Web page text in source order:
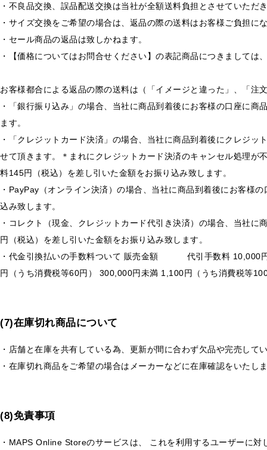
・不良品交換、誤品配送交換は当社が全額送料負担とさせていただ
・サイズ交換をご希望の場合は、返品の際の送料はお客様ご負担
・セール商品の返品は致しかねます。
・【価格についてはお問合せください】の表記商品につきまして
お客様都合による返品の際の送料は（「イメージと違った」、「
・「銀行振り込み」の場合、当社に商品到着後にお客様の口座に
ます。
・「クレジットカード決済」の場合、当社に商品到着後にクレジ
せて頂きます。＊まれにクレジットカード決済のキャンセル処理
料145円（税込）を差し引いた金額をお振り込み致します。
・PayPay（オンライン決済）の場合、当社に商品到着後にお客様
込み致します。
・コレクト（現金、クレジットカード代引き決済）の場合、当社
円（税込）を差し引いた金額をお振り込み致します。
・代金引換払いの手数料ついて 販売金額 代引手数料 10,000円
円（うち消費税等60円） 300,000円未満 1,100円（うち消費税等
(7)在庫切れ商品について
・店舗と在庫を共有している為、更新が間に合わず欠品や完売して
・在庫切れ商品をご希望の場合はメーカーなどに在庫確認をいたし
(8)免責事項
・MAPS Online Storeのサービスは、 これを利用するユーザーに対